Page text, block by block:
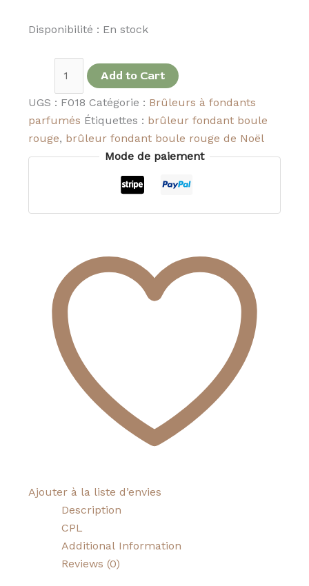
Disponibilité : En stock
Add to Cart
UGS : F018 Catégorie : Brûleurs à fondants
parfumés Étiquettes : brûleur fondant boule
rouge, brûleur fondant boule rouge de Noël
Mode de paiement
Ajouter à la liste d’envies
Description
CPL
Additional Information
Reviews (0)